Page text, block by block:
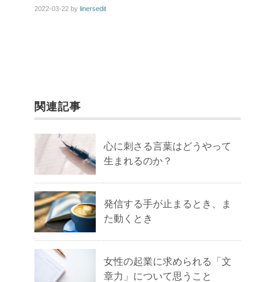
2022-03-22 by linersedit
関連記事
心に刺さる言葉はどうやって
生まれるのか？
発信する手が止まるとき、ま
た動くとき
女性の起業に求められる「文
章力」について思うこと